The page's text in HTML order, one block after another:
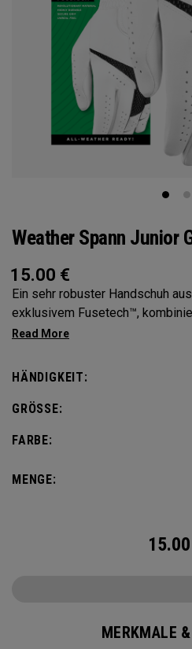
Weather Spann Junior
15.00 €
Ein sehr robuster Handschuh
exklusivem Fusetech™,
platziertem Leder und Mikro-
Doppelpack
HÄNDIGKEIT:
GRÖSSE:
FARBE:
MENGE:
15.00
MERKMALE